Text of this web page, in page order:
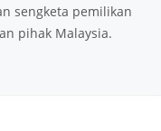
sengketa pemilikan
pihak Malaysia.